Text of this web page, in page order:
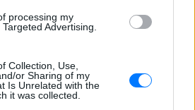
processing my
Advertising.
Collection, Use,
or Sharing of my
Is Unrelated with the
it was collected.
Ουκρανία: Βίντεο σοκ με
19χρονο να οδηγείται με τη βία
ΣΉΜΕΡΑ
Βίντεο που φέρεται να δείχνει βίαιη